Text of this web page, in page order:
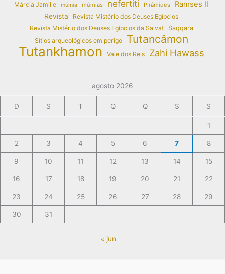
Márcia Jamille múmia múmias nefertiti Pirâmides Ramses II
Revista
Revista Mistério dos Deuses Egípcios
Revista Mistério dos Deuses Egípcios da Salvat
Saqqara
Sítios arqueológicos em perigo
Tutancâmon
Tutankhamon Vale dos Reis Zahi Hawass
agosto 2026
D S T Q Q S S
1
2 3 4 5 6 7 8
9 10 11 12 13 14 15
16 17 18 19 20 21 22
23 24 25 26 27 28 29
30 31
« jun